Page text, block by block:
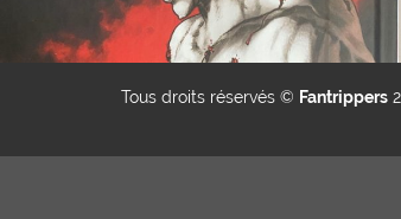
Tous droits réservés © Fantrippers